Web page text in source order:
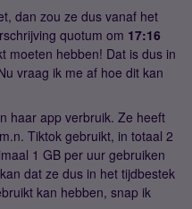
dan zou ze dus vanaf het
quotum om 17:16
moeten hebben! Dat is dus in
vraag ik me af hoe dit kan
haar app verbruik. Ze heeft
Tiktok gebruikt, in totaal 2
1 GB per uur gebruiken
dat ze dus in het tijdbestek
kan hebben, snap ik